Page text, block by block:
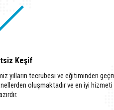
Keşif
yılların tecrübesi ve eğitiminden
oluşmaktadır ve en iyi